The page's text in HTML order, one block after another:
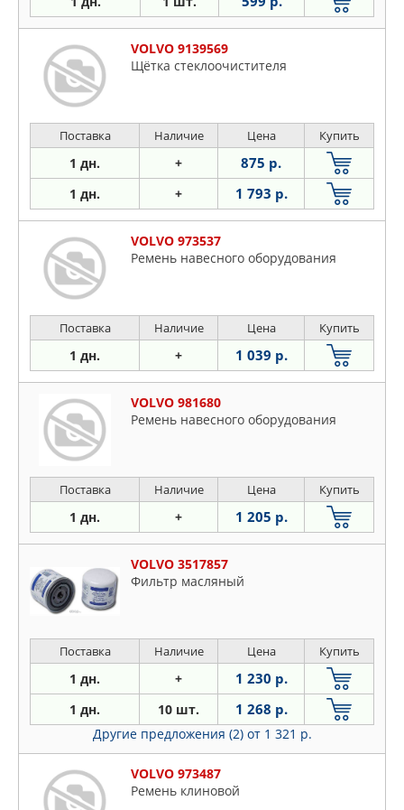
VOLVO 9139569
Щётка стеклоочистителя
Поставка Наличие Цена Купить
1 дн. + 875 р.
1 дн. + 1 793 р.
VOLVO 973537
Ремень навесного оборудования
Поставка Наличие Цена Купить
1 дн. + 1 039 р.
VOLVO 981680
Ремень навесного оборудования
Поставка Наличие Цена Купить
1 дн. + 1 205 р.
VOLVO 3517857
Фильтр масляный
Поставка Наличие Цена Купить
1 дн. + 1 230 р.
1 дн. 10 шт. 1 268 р.
Другие предложения (2) от 1 321 р.
VOLVO 973487
Ремень клиновой